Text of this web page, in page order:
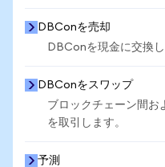
DBConを売却
DBConを現金に交換し
DBConをスワップ
ブロックチェーン間
を取引します。
予測